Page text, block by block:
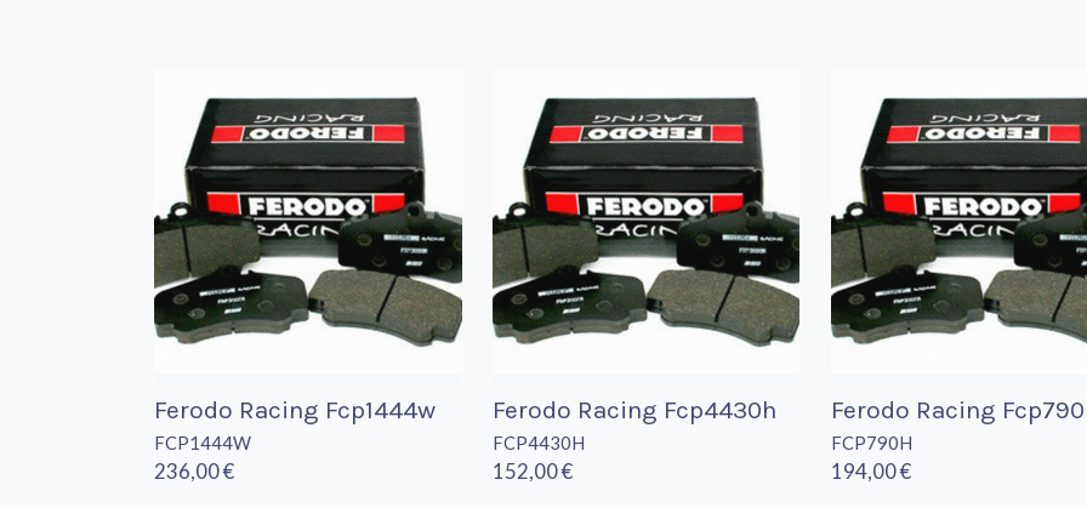
Ferodo Racing Fcp1444w
FCP1444W
236,00 €
Ferodo Racing Fcp4430h
FCP4430H
152,00 €
Ferodo Racing
FCP790H
194,00 €